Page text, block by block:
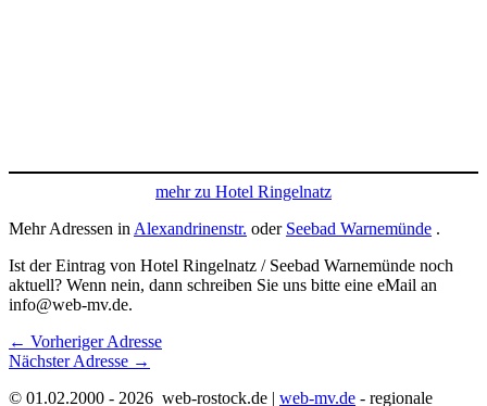
mehr zu Hotel Ringelnatz
Mehr Adressen in Alexandrinenstr. oder Seebad Warnemünde .
Ist der Eintrag von Hotel Ringelnatz / Seebad Warnemünde noch
aktuell? Wenn nein, dann schreiben Sie uns bitte eine eMail an
info@web-mv.de.
← Vorheriger Adresse
Nächster Adresse →
© 01.02.2000 - 2026 web-rostock.de | web-mv.de - regionale